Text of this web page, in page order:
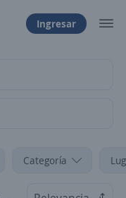
Ingresar
Categoría